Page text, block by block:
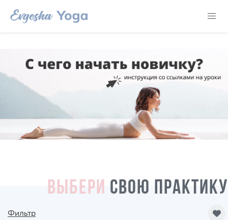
ВЫБЕРИ СВОЮ ПРАКТИКУ
Фильтр